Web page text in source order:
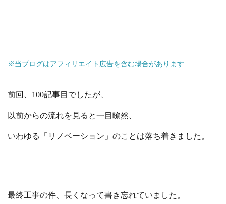
※当ブログはアフィリエイト広告を含む場合があります
前回、100記事目でしたが、
以前からの流れを見ると一目瞭然、
いわゆる「リノベーション」のことは落ち着きました。
最終工事の件、長くなって書き忘れていました。